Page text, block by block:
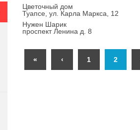
Цветочный дом
Туапсе, ул. Карла Маркса, 12
Нужен Шарик
проспект Ленина д. 8
« ‹ 1 2